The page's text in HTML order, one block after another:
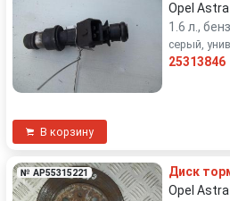
Opel Astra
1.6 л.,
серый,
25313846
В корзину
№ AP55315221
Диск
Opel Astra